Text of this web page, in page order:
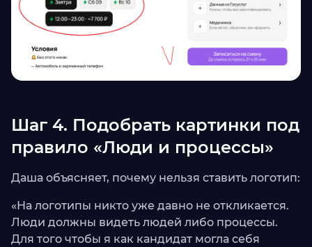
Шаг 4. Подобрать картинки под
правило «Люди и процессы»
Даша объясняет, почему нельзя ставить логотип:
«На логотипы никто уже давно не откликается.
Люди должны видеть людей либо процессы.
Для того чтобы я как кандидат могла себя